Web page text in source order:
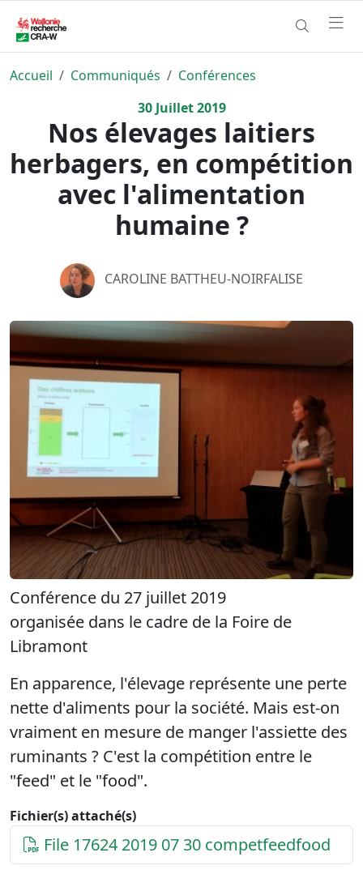
Accueil Communiqués
Conférences
30Juillet2019
Nos élevages laitiers
herbagers, en compétition
avec l'alimentation
humaine ?
CAROLINE BATTHEU-NOIRFALISE
Conférence du 27 juillet 2019
organisée dans le cadre de la Foire de
Libramont
En apparence, l'élevage représente une perte
nette d'aliments pour la société. Mais est-on
vraiment en mesure de manger l'assiette des
ruminants ? C'est la compétition entre le
"feed" et le "food".
Fichier(s) attaché(s)
File 17624 2019 07 30 competfeedfood